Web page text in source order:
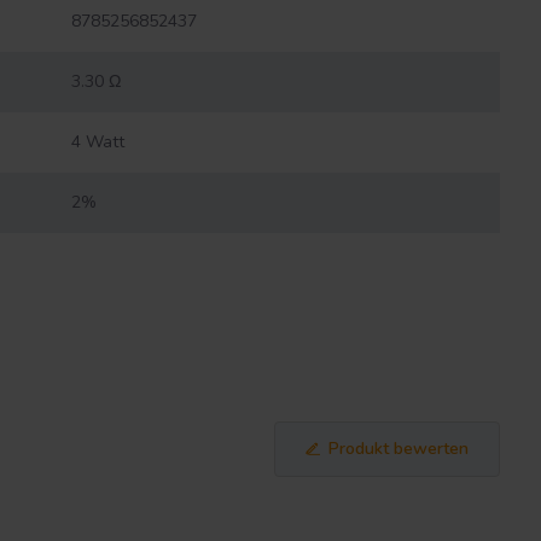
8785256852437
3.30 Ω
4 Watt
2%
Produkt bewerten